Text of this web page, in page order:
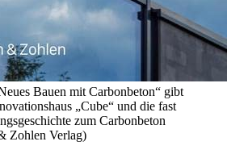
Bauen mit Carbonbeton“ gibt
„Cube“ und die fast
zum Carbonbeton
Zohlen Verlag)